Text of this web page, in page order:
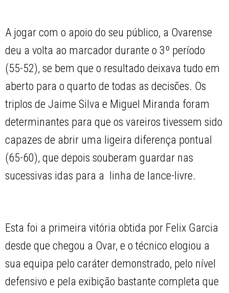
A jogar com o apoio do seu público, a Ovarense
deu a volta ao marcador durante o 3º período
(55-52), se bem que o resultado deixava tudo em
aberto para o quarto de todas as decisões. Os
triplos de Jaime Silva e Miguel Miranda foram
determinantes para que os vareiros tivessem sido
capazes de abrir uma ligeira diferença pontual
(65-60), que depois souberam guardar nas
sucessivas idas para a linha de lance-livre.
Esta foi a primeira vitória obtida por Felix Garcia
desde que chegou a Ovar, e o técnico elogiou a
sua equipa pelo caráter demonstrado, pelo nível
defensivo e pela exibição bastante completa que